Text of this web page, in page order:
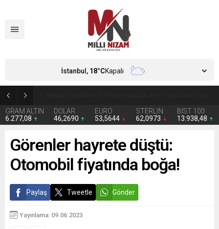
GRAM ALTIN
6.277,08
DOLAR
46,2690
EURO
53,5644
STERLİN
62,0973
BIST 100
13.938,48
İstanbul, 18°CKapalı
Görenler hayrete düştü:
Otomobil fiyatında boğa!
Paylaş Tweetle Gönder
Yayınlama: 09.06.2023